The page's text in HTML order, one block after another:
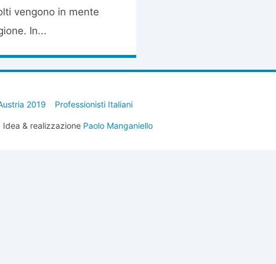
vengono in mente
In...
2019 Professionisti Italiani
& realizzazione Paolo Manganiello